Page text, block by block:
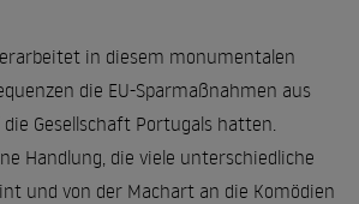
in diesem monumentalen
die EU-Sparmaßnahmen aus
Gesellschaft Portugals hatten.
Handlung, die viele unterschiedliche
und von der Machart an die Komödien